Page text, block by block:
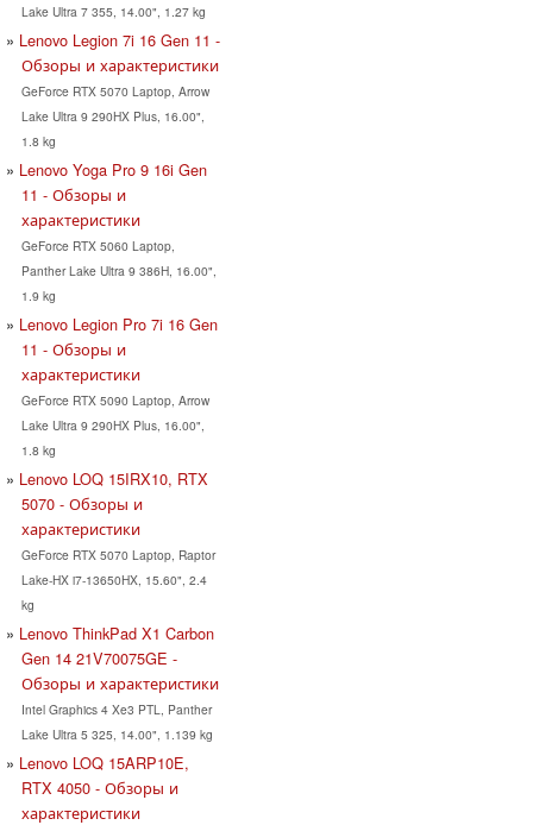
Lake Ultra 7 355, 14.00", 1.27 kg
Lenovo Legion 7i 16 Gen 11 -
Обзоры и характеристики
GeForce RTX 5070 Laptop, Arrow
Lake Ultra 9 290HX Plus, 16.00",
1.8 kg
Lenovo Yoga Pro 9 16i Gen
11 - Обзоры и
характеристики
GeForce RTX 5060 Laptop,
Panther Lake Ultra 9 386H, 16.00",
1.9 kg
Lenovo Legion Pro 7i 16 Gen
11 - Обзоры и
характеристики
GeForce RTX 5090 Laptop, Arrow
Lake Ultra 9 290HX Plus, 16.00",
1.8 kg
Lenovo LOQ 15IRX10, RTX
5070 - Обзоры и
характеристики
GeForce RTX 5070 Laptop, Raptor
Lake-HX i7-13650HX, 15.60", 2.4
kg
Lenovo ThinkPad X1 Carbon
Gen 14 21V70075GE -
Обзоры и характеристики
Intel Graphics 4 Xe3 PTL, Panther
Lake Ultra 5 325, 14.00", 1.139 kg
Lenovo LOQ 15ARP10E,
RTX 4050 - Обзоры и
характеристики